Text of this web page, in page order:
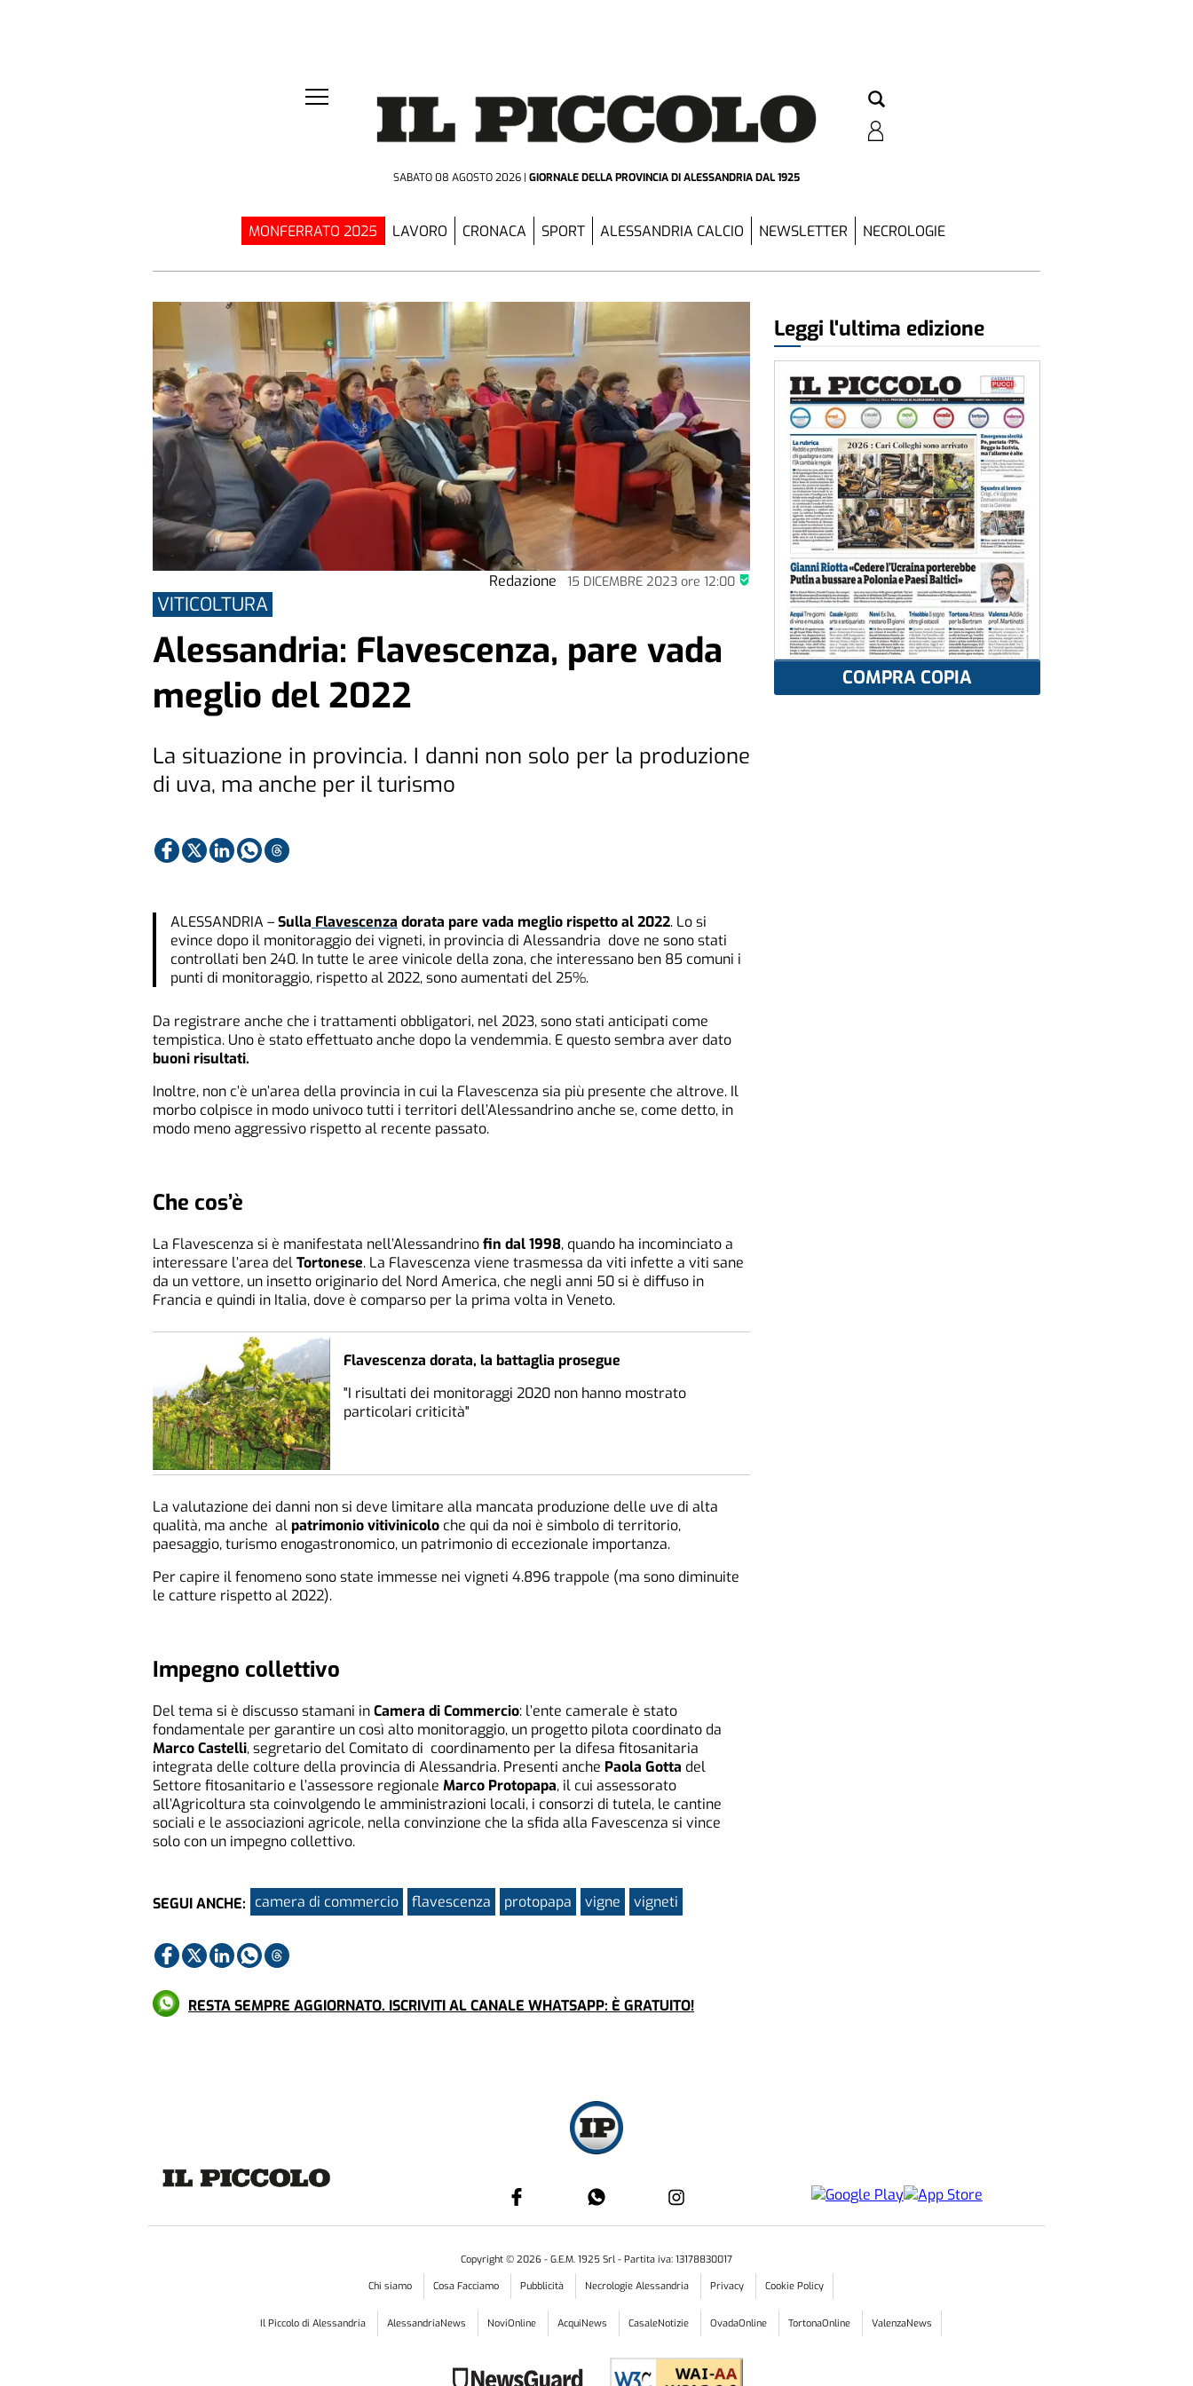
SABATO 08 AGOSTO 2026 GIORNALE DELLA PROVINCIADI ALESSANDRIA DAL 1925
MONFERRATO 2025 LAVORO CRONACA SPORT ALESSANDRIA CALCIO NEWSLETTER NECROLOGIE
Redazione 15 DICEMBRE 2023ore 12:00
VITICOLTURA
Alessandria: Flavescenza, pare vada
meglio del 2022
La situazione in provincia. I danni non solo per la produzione
di uva, ma anche per il turismo
ALESSANDRIA –Sulla Flavescenza dorata pare vada meglio rispetto al 2022. Lo si
evince dopo il monitoraggio dei vigneti, in provincia di Alessandria dove ne sono stati
controllati ben 240. In tutte le aree vinicole della zona, che interessano ben 85 comuni i
punti di monitoraggio, rispetto al 2022, sono aumentati del 25%.
Da registrare anche che i trattamenti obbligatori, nel 2023, sono stati anticipati come
tempistica. Uno è stato effettuato anche dopo la vendemmia. E questo sembra aver dato
buoni risultati.
Inoltre, non c’è un’area della provincia in cui la Flavescenza sia più presente che altrove. Il
morbo colpisce in modo univoco tutti i territori dell’Alessandrino anche se, come detto, in
modo meno aggressivo rispetto al recente passato.
Che cos’è
La Flavescenza si è manifestata nell’Alessandrinofin dal 1998, quando ha incominciato a
interessare l’area delTortonese. La Flavescenza viene trasmessa da viti infette a viti sane
da un vettore, un insetto originario del Nord America, che negli anni 50 si è diffuso in
Francia e quindi in Italia, dove è comparso per la prima volta in Veneto.
Flavescenza dorata, la battaglia prosegue
"I risultati dei monitoraggi 2020 non hanno mostrato
particolari criticità"
La valutazione dei danni non si deve limitare alla mancata produzione delle uve di alta
qualità, ma anche alpatrimonio vitivinicolo che qui da noi è simbolo di territorio,
paesaggio, turismo enogastronomico, un patrimonio di eccezionale importanza.
Per capire il fenomeno sono state immesse nei vigneti 4.896 trappole (ma sono diminuite
le catture rispetto al 2022).
Impegno collettivo
Del tema si è discusso stamani inCamera di Commercio: l’ente camerale è stato
fondamentale per garantire un così alto monitoraggio, un progetto pilota coordinato da
Marco Castelli, segretario del Comitato di coordinamento per la difesa fitosanitaria
integrata delle colture della provincia di Alessandria. Presenti anche Paola Gotta del
Settore fitosanitario e l’assessore regionale Marco Protopapa, il cui assessorato
all’Agricoltura sta coinvolgendo le amministrazioni locali, i consorzi di tutela, le cantine
sociali e le associazioni agricole, nella convinzione che la sfida alla Favescenza si vince
solo con un impegno collettivo.
SEGUI ANCHE: camera di commercio flavescenza protopapa vigne vigneti
RESTA SEMPRE AGGIORNATO. ISCRIVITI AL CANALE WHATSAPP: È GRATUITO!
Leggi l'ultima edizione
COMPRA COPIA
Copyright © 2026 - G.E.M. 1925 Srl - Partita iva: 13178830017
Chi siamo
Cosa Facciamo Pubblicità Necrologie Alessandria Privacy Cookie Policy
Il Piccolo di Alessandria AlessandriaNews NoviOnline AcquiNews CasaleNotizie OvadaOnline TortonaOnline ValenzaNews